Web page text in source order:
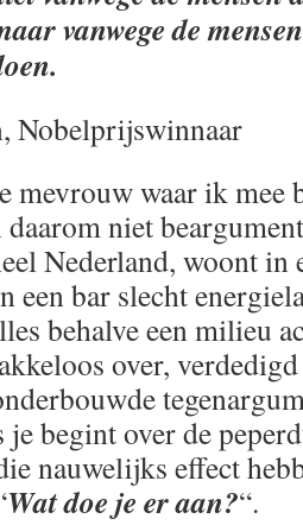
vanwege de
Nobelprijswinnaar
mevrouw waar ik mee
daarom niet
Nederland, woont in
een bar slecht
behalve een milieu
over,
begint over de
nauwelijks effect
Wat doe je er aan?“.